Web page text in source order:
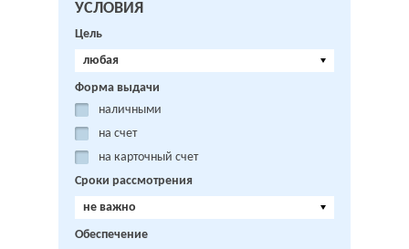
УСЛОВИЯ
Цель
любая
Форма выдачи
наличными
на счет
на карточный счет
Сроки рассмотрения
не важно
Обеспечение